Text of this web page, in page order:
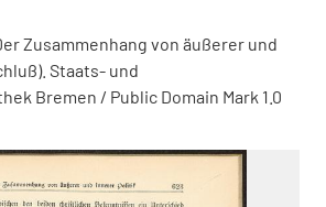
Zusammenhang von äußerer und
Staats- und
Bremen / Public Domain Mark 1.0